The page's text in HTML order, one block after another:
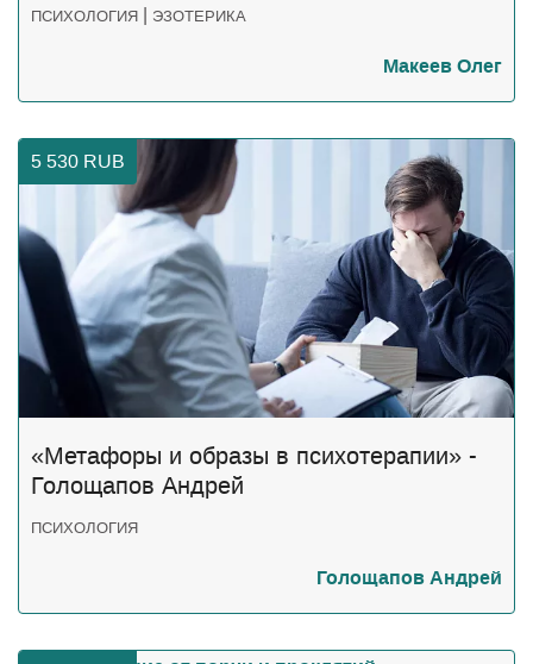
ПСИХОЛОГИЯ | ЭЗОТЕРИКА
Макеев Олег
5 530 RUB
«Метафоры и образы в психотерапии» -
Голощапов Андрей
ПСИХОЛОГИЯ
Голощапов Андрей